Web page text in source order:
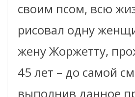
своим псом, всю
рисовал одну
жену Жоржетту,
45 лет – до самой
выполнив данное